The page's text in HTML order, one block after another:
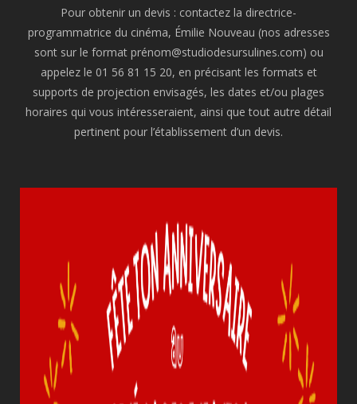
Pour obtenir un devis : contactez la directrice-
programmatrice du cinéma, Émilie Nouveau (nos adresses
sont sur le format prénom@studiodesursulines.com) ou
appelez le 01 56 81 15 20, en précisant les formats et
supports de projection envisagés, les dates et/ou plages
horaires qui vous intéresseraient, ainsi que tout autre détail
pertinent pour l’établissement d’un devis.